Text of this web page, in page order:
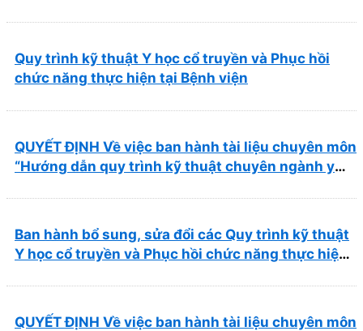
Quy trình kỹ thuật Y học cổ truyền và Phục hồi
chức năng thực hiện tại Bệnh viện
QUYẾT ĐỊNH Về việc ban hành tài liệu chuyên môn
“Hướng dẫn quy trình kỹ thuật chuyên ngành y
Ban hành bổ sung, sửa đổi các Quy trình kỹ thuật
Y học cổ truyền và Phục hồi chức năng thực hiện
QUYẾT ĐỊNH Về việc ban hành tài liệu chuyên môn